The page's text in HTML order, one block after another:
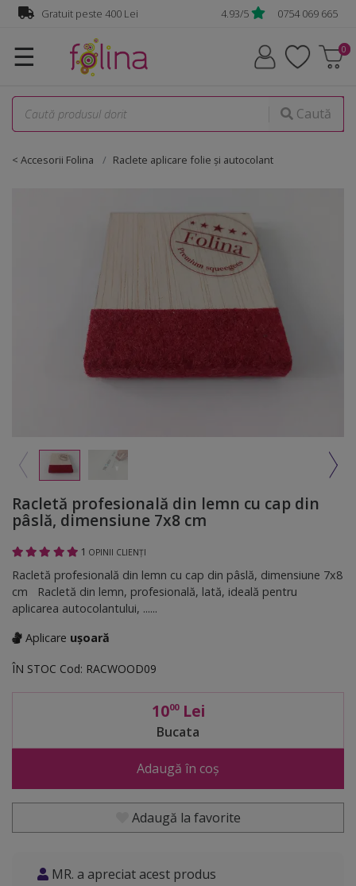
Gratuit peste 400 Lei 4.93/5 0754 069 665
☰
Caută
< Accesorii Folina Raclete aplicare folie şi autocolant
Racletă profesională din lemn cu cap din
pâslă, dimensiune 7x8 cm
1 OPINII CLIENȚI
Racletă profesională din lemn cu cap din pâslă, dimensiune 7x8
cm Racletă din lemn, profesională, lată, ideală pentru
aplicarea autocolantului, ......
Aplicare ușoară
ÎN STOC Cod: RACWOOD09
1000Lei
Bucata
Adaugă în coș
Adaugă la favorite
MR. a apreciat acest produs